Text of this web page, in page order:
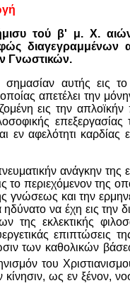
τού β' μ. Χ.
διαγεγραμμένων
Γνωστικών.
αυτής εις
απετέλει την
εις την
επεξεργασίας
εν αφελότητι
ανάγκην της
περιεχόμενον της
γνώσεως και την
να έχη εις την
της εκλεκτικής
επιπτώσεις
των καθολικών
του
ως εν ξένον,